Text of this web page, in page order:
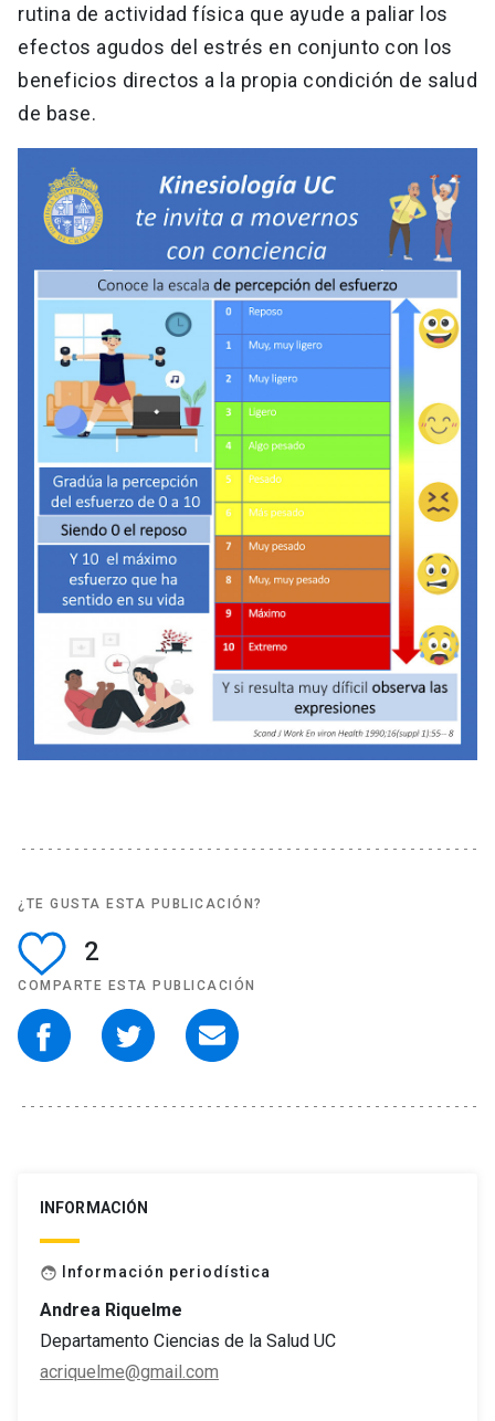
rutina de actividad física que ayude a paliar los
efectos agudos del estrés en conjunto con los
beneficios directos a la propia condición de salud
de base.
¿TE GUSTA ESTA PUBLICACIÓN?
2
COMPARTE ESTA PUBLICACIÓN
INFORMACIÓN
face Información periodística
Andrea Riquelme
Departamento Ciencias de la Salud UC
acriquelme@gmail.com